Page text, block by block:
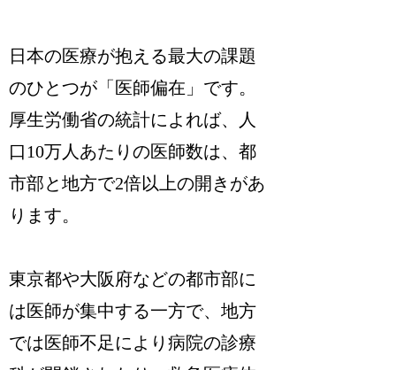
日本の医療が抱える最大の課題
のひとつが「医師偏在」です。
厚生労働省の統計によれば、人
口10万人あたりの医師数は、都
市部と地方で2倍以上の開きがあ
ります。
東京都や大阪府などの都市部に
は医師が集中する一方で、地方
では医師不足により病院の診療